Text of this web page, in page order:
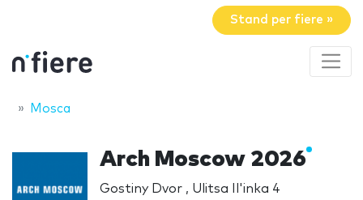
Stand per fiere »
Mosca
Arch Moscow 2026
Gostiny Dvor , Ulitsa Il'inka 4